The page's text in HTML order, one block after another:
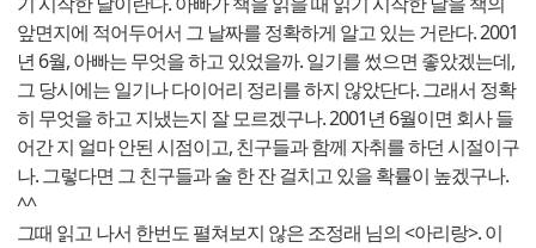
앞면지에 적어두어서 그 날짜를 정확하게 알고 있는 거란다. 2001
년 6월, 아빠는 무엇을 하고 있었을까. 일기를 썼으면 좋았겠는데,
그 당시에는 일기나 다이어리 정리를 하지 않았단다. 그래서 정확
히 무엇을 하고 지냈는지 잘 모르겠구나. 2001년 6월이면 회사 들
어간 지 얼마 안된 시점이고, 친구들과 함께 자취를 하던 시절이구
나. 그렇다면 그 친구들과 술 한 잔 걸치고 있을 확률이 높겠구나.
^^
그때 읽고 나서 한번도 펼쳐보지 않은 조정래 님의 <아리랑>. 이